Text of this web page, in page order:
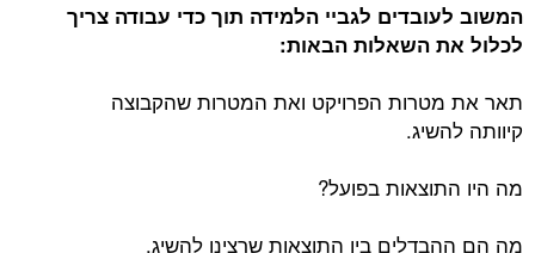
המשוב לעובדים לגביי הלמידה תוך כדי עבודה צריך
לכלול את השאלות הבאות:
תאר את מטרות הפרויקט ואת המטרות שהקבוצה
קיוותה להשיג.
מה היו התוצאות בפועל?
מה הם ההבדלים בין התוצאות שרצינו להשיג,